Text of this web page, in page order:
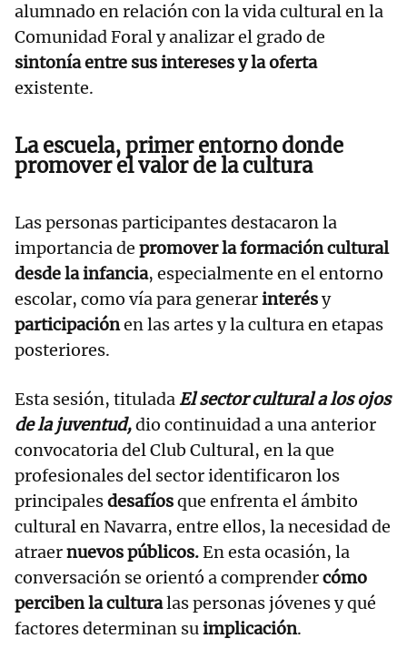
alumnado en relación con la vida cultural en la
Comunidad Foral y analizar el grado de
sintonía entre sus intereses y la oferta
existente.
La escuela, primer entorno donde
promover el valor de la cultura
Las personas participantes destacaron la
importancia de promover la formación cultural
desde la infancia, especialmente en el entorno
escolar, como vía para generarinterésy
participaciónen las artes y la cultura en etapas
posteriores.
Esta sesión, tituladaEl sector cultural a los ojos
de la juventud,dio continuidad a una anterior
convocatoria del Club Cultural, en la que
profesionales del sector identificaron los
principalesdesafíosque enfrenta el ámbito
cultural en Navarra, entre ellos, la necesidad de
atraernuevos públicos.En esta ocasión, la
conversación se orientó a comprendercómo
perciben la culturalas personas jóvenes y qué
factores determinan suimplicación.